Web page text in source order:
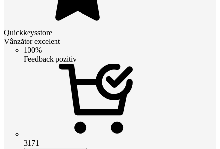
Quickkeysstore
Vânzător excelent
100%
Feedback pozitiv
3171